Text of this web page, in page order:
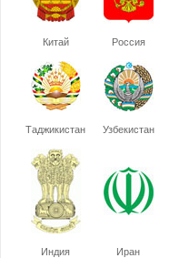
Китай Россия
Таджикистан Узбекистан
Индия Иран